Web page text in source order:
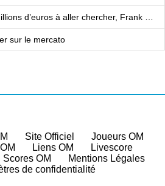
sur le mercato
en septembre, l’OM le laisse tomber
Site Officiel
Joueurs OM
Liens OM
Livescore
Scores OM
Mentions Légales
de confidentialité